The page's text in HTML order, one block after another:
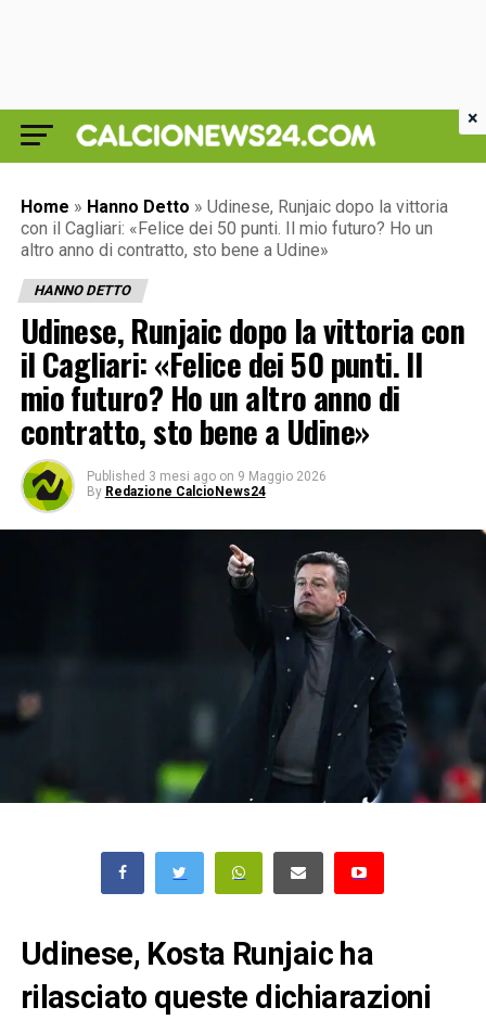
Home » Hanno Detto » Udinese, Runjaic dopo la vittoria
con il Cagliari: «Felice dei 50 punti. Il mio futuro? Ho un
altro anno di contratto, sto bene a Udine»
HANNO DETTO
Udinese, Runjaic dopo la vittoria con
il Cagliari: «Felice dei 50 punti. Il
mio futuro? Ho un altro anno di
contratto, sto bene a Udine»
Published 3 mesi ago on 9 Maggio 2026
By Redazione CalcioNews24
Udinese, Kosta Runjaic ha
rilasciato queste dichiarazioni
×